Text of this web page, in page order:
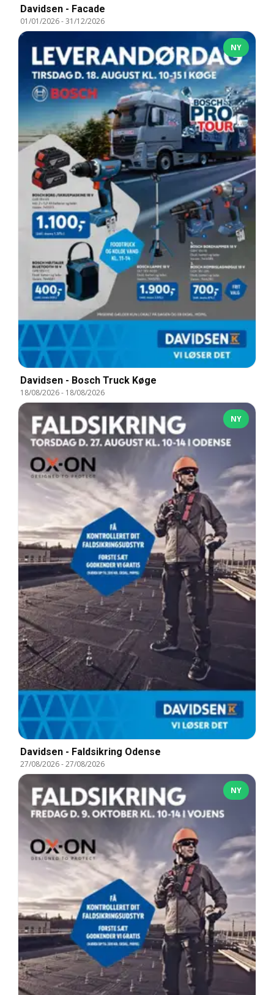
Davidsen - Facade
01/01/2026-31/12/2026
NY
Davidsen - Bosch Truck Køge
18/08/2026- 18/08/2026
NY
Davidsen - Faldsikring Odense
27/08/2026-27/08/2026
NY